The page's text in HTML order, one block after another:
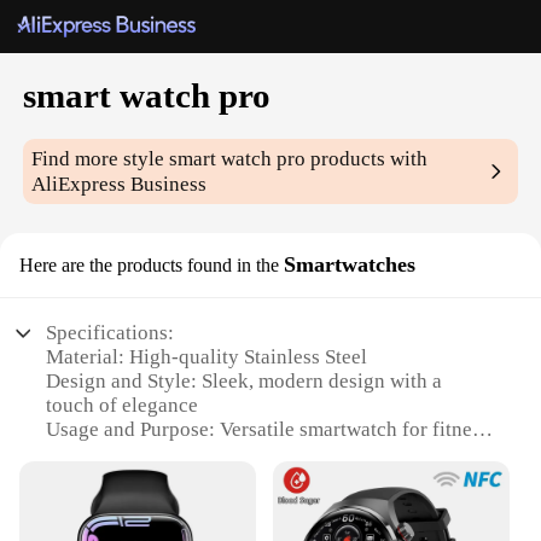
smart watch pro
Find more stylesmart watch pro products with
AliExpress Business
Here are the products found in the Smartwatches
Specifications:
Material: High-quality Stainless Steel
Design and Style: Sleek, modern design with a
touch of elegance
Usage and Purpose: Versatile smartwatch for fitness
Typical Adaptive Scenario: Ideal for both casual
and professional settings
Performance and Property: Advanced features with